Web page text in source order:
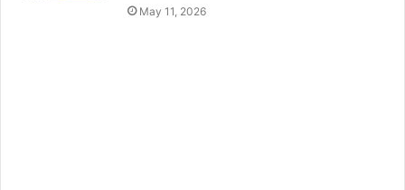
May 11, 2026